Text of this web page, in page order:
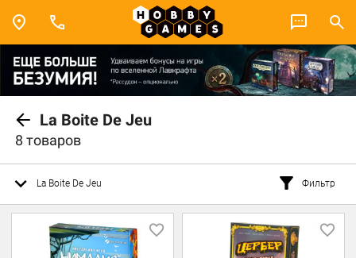
La Boite De Jeu
8 товаров
La Boite De Jeu Фильтр